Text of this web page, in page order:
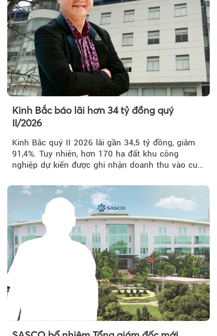
Kinh Bắc báo lãi hơn 34 tỷ đồng quý
II/2026
Kinh Bắc quý II 2026 lãi gần 34,5 tỷ đồng, giảm
91,4%. Tuy nhiên, hơn 170 ha đất khu công
nghiệp dự kiến được ghi nhận doanh thu vào cuối